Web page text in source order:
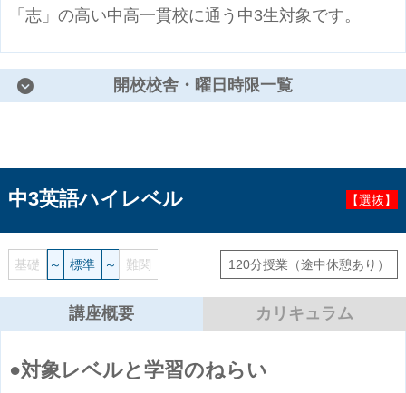
開校校舎・曜日時限一覧
「志」の高い中高一貫校に通う中3生対象です。
中3英語ハイレベル 【選抜】
120分授業 （途中休憩あり）
基礎 ～ 標準 ～ 難関
講座概要 カリキュラム
対象レベルと学習のねらい